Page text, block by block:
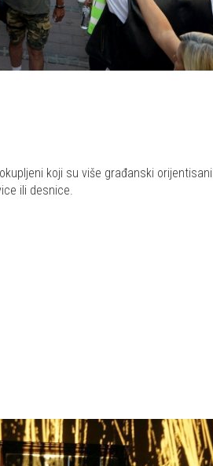
koji su više građanski orijentisani
ili desnice.